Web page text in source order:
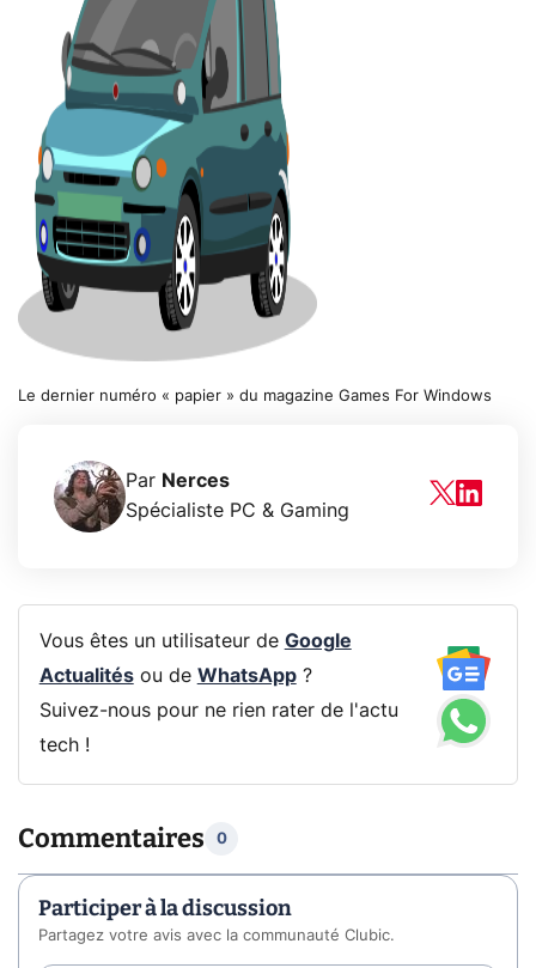
Le dernier numéro « papier » du magazine Games For Windows
Par Nerces
Spécialiste PC & Gaming
Vous êtes un utilisateur de Google
Actualitésou de WhatsApp?
Suivez-nous pour ne rien rater de l'actu
tech !
Commentaires 0
Participer à la discussion
Partagez votre avis avec la communauté Clubic.